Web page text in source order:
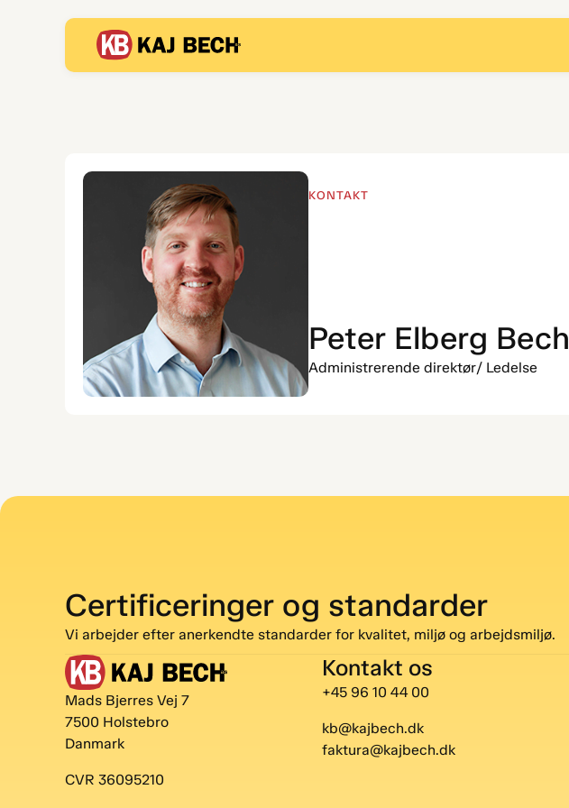
KONTAKT
Peter Elberg Bech
Administrerende direktør/ Ledelse
Certificeringer og standarder
Vi arbejder efter anerkendte standarder for kvalitet, miljø og arbejdsmiljø.
Mads Bjerres Vej 7
7500 Holstebro
Danmark
CVR 36095210
Kontakt os
+45 96 10 44 00
kb@kajbech.dk
faktura@kajbech.dk